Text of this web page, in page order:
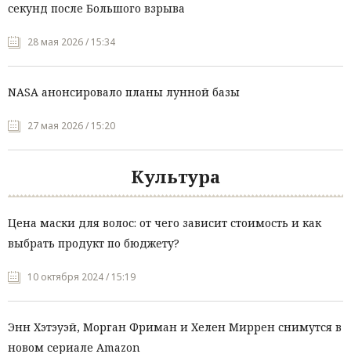
секунд после Большого взрыва
28 мая 2026 / 15:34
NASA анонсировало планы лунной базы
27 мая 2026 / 15:20
Культура
Цена маски для волос: от чего зависит стоимость и как
выбрать продукт по бюджету?
10 октября 2024 / 15:19
Энн Хэтэуэй, Морган Фриман и Хелен Миррен снимутся в
новом сериале Amazon